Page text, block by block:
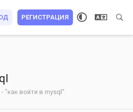
РЕГИСТРАЦИЯ
"как войти в mysql"